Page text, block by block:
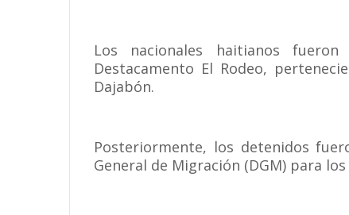
Los nacionales haitianos
Destacamento El Rodeo,
Dajabón.
Posteriormente, los detenidos
General de Migración (DGM) para